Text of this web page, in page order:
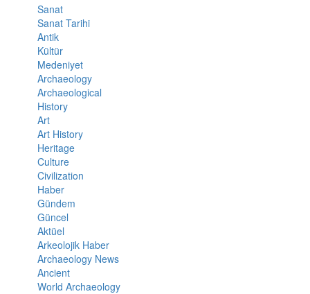
Sanat
Sanat Tarihi
Antik
Kültür
Medeniyet
Archaeology
Archaeological
History
Art
Art History
Heritage
Culture
Civilization
Haber
Gündem
Güncel
Aktüel
Arkeolojik Haber
Archaeology News
Ancient
World Archaeology